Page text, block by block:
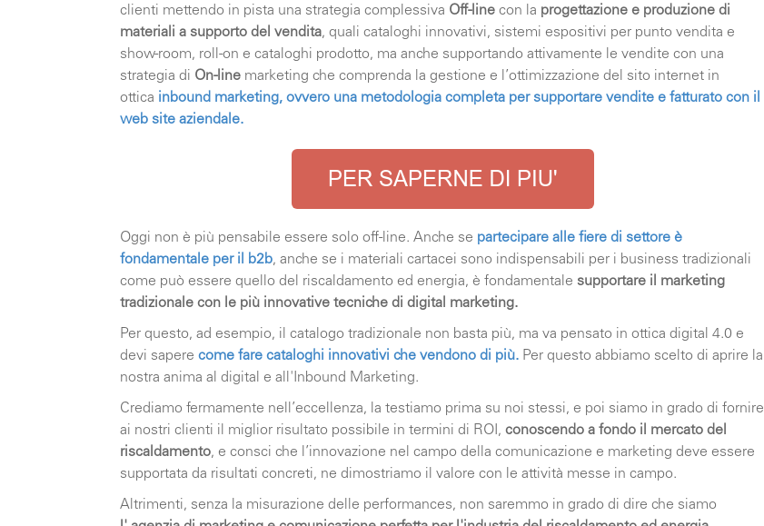
clienti mettendo in pista una strategia complessiva Off-line con la progettazione e produzione di
materiali a supporto del vendita, quali cataloghi innovativi, sistemi espositivi per punto vendita e
show-room, roll-on e cataloghi prodotto, ma anche supportando attivamente le vendite con una
strategia di On-line marketing che comprenda la gestione e l’ottimizzazione del sito internet in
ottica inbound marketing, ovvero una metodologia completa per supportare vendite e fatturato con il
web site aziendale.
Oggi non è più pensabile essere solo off-line. Anche se partecipare alle fiere di settore è
fondamentale per il b2b, anche se i materiali cartacei sono indispensabili per i business tradizionali
come può essere quello del riscaldamento ed energia, è fondamentale supportare il marketing
tradizionale con le più innovative tecniche di digital marketing.
Per questo, ad esempio, il catalogo tradizionale non basta più, ma va pensato in ottica digital 4.0 e
devi sapere come fare cataloghi innovativi che vendono di più. Per questo abbiamo scelto di aprire la
nostra anima al digital e all'Inbound Marketing.
Crediamo fermamente nell’eccellenza, la testiamo prima su noi stessi, e poi siamo in grado di fornire
ai nostri clienti il miglior risultato possibile in termini di ROI, conoscendo a fondo il mercato del
riscaldamento, e consci che l’innovazione nel campo della comunicazione e marketing deve essere
supportata da risultati concreti, ne dimostriamo il valore con le attività messe in campo.
Altrimenti, senza la misurazione delle performances, non saremmo in grado di dire che siamo